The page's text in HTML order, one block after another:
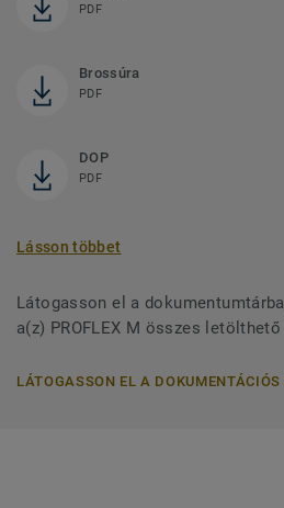
PDF
Brossúra
PDF
DOP
PDF
Lásson többet
Látogasson el a
a(z) PROFLEX M összes
LÁTOGASSON EL A